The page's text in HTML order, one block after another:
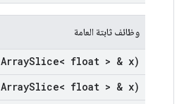
وظائف ثابتة العامة
ArraySlice< float > & x)
ArraySlice< float > & x)